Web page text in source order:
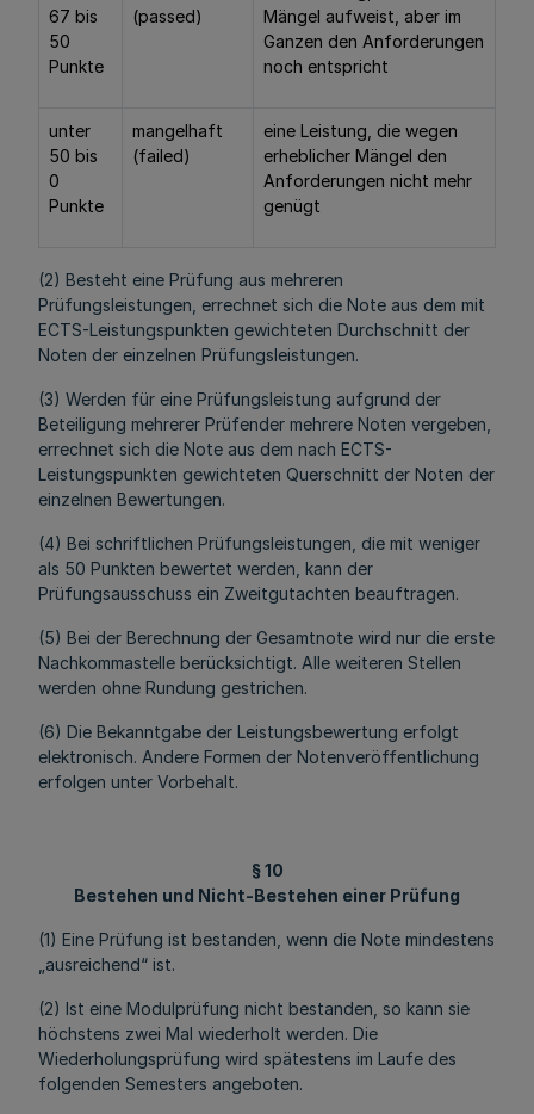
67 bis
50
Punkte
(passed)
Mängel aufweist, aber im
Ganzen den Anforderungen
noch entspricht
unter
50 bis
0
Punkte
mangelhaft
(failed)
eine Leistung, die wegen
erheblicher Mängel den
Anforderungen nicht mehr
genügt
(2) Besteht eine Prüfung aus mehreren
Prüfungsleistungen, errechnet sich die Note aus dem mit
ECTS-Leistungspunkten gewichteten Durchschnitt der
Noten der einzelnen Prüfungsleistungen.
(3) Werden für eine Prüfungsleistung aufgrund der
Beteiligung mehrerer Prüfender mehrere Noten vergeben,
errechnet sich die Note aus dem nach ECTS-
Leistungspunkten gewichteten Querschnitt der Noten der
einzelnen Bewertungen.
(4) Bei schriftlichen Prüfungsleistungen, die mit weniger
als 50 Punkten bewertet werden, kann der
Prüfungsausschuss ein Zweitgutachten beauftragen.
(5) Bei der Berechnung der Gesamtnote wird nur die erste
Nachkommastelle berücksichtigt. Alle weiteren Stellen
werden ohne Rundung gestrichen.
(6) Die Bekanntgabe der Leistungsbewertung erfolgt
elektronisch. Andere Formen der Notenveröffentlichung
erfolgen unter Vorbehalt.
§ 10
Bestehen und Nicht-Bestehen einer Prüfung
(1) Eine Prüfung ist bestanden, wenn die Note mindestens
„ausreichend“ ist.
(2) Ist eine Modulprüfung nicht bestanden, so kann sie
höchstens zwei Mal wiederholt werden. Die
Wiederholungsprüfung wird spätestens im Laufe des
folgenden Semesters angeboten.